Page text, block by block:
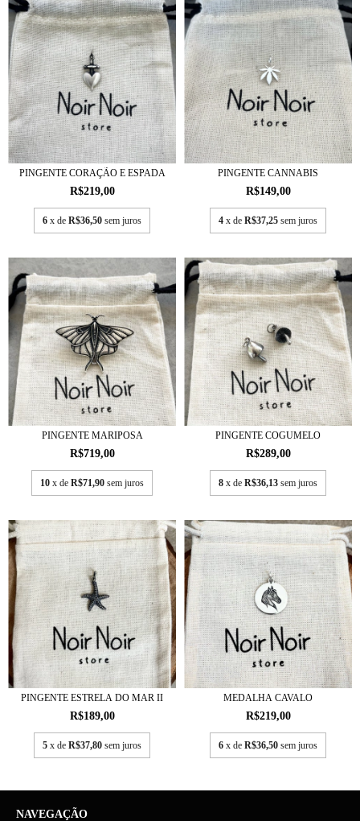
PINGENTE CORAÇÃO E ESPADA
R$219,00
6 x de R$36,50 sem juros
PINGENTE CANNABIS
R$149,00
4 x de R$37,25 sem juros
PINGENTE MARIPOSA
R$719,00
10 x de R$71,90 sem juros
PINGENTE COGUMELO
R$289,00
8 x de R$36,13 sem juros
PINGENTE ESTRELA DO MAR II
R$189,00
5 x de R$37,80 sem juros
MEDALHA CAVALO
R$219,00
6 x de R$36,50 sem juros
NAVEGAÇÃO